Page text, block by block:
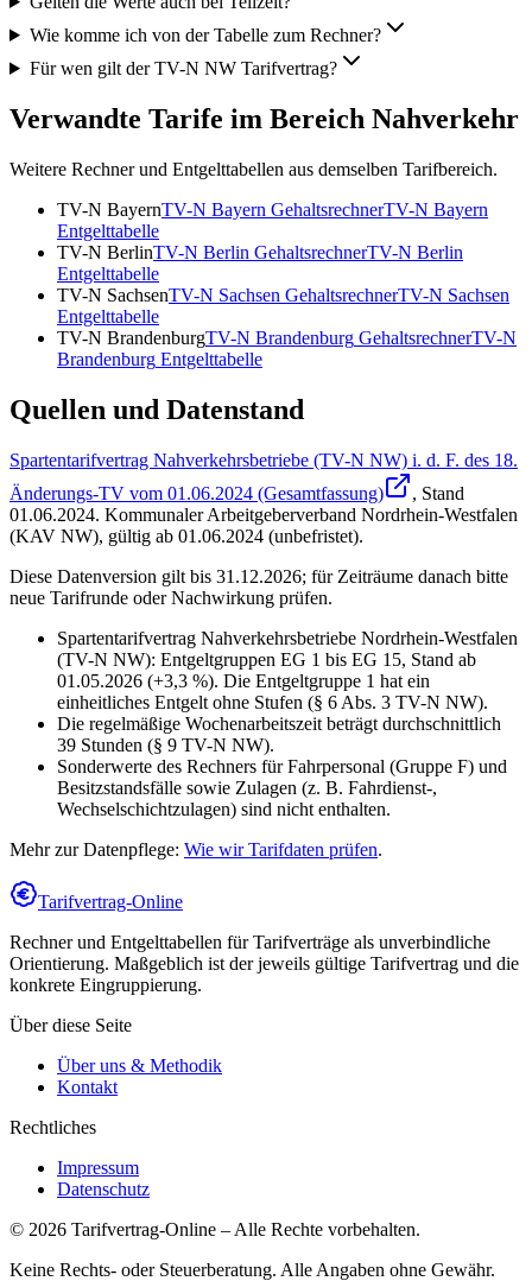
Wie komme ich von der Tabelle zum Rechner?
Für wen gilt der TV-N NW Tarifvertrag?
Verwandte Tarife im Bereich Nahverkehr
Weitere Rechner und Entgelttabellen aus demselben Tarifbereich.
TV-N BayernTV-N Bayern GehaltsrechnerTV-N Bayern
Entgelttabelle
TV-N BerlinTV-N Berlin GehaltsrechnerTV-N Berlin
Entgelttabelle
TV-N SachsenTV-N Sachsen GehaltsrechnerTV-N Sachsen
Entgelttabelle
TV-N BrandenburgTV-N Brandenburg GehaltsrechnerTV-N
Brandenburg Entgelttabelle
Quellen und Datenstand
Spartentarifvertrag Nahverkehrsbetriebe (TV-N NW) i. d. F. des 18.
Änderungs-TV vom 01.06.2024 (Gesamtfassung)
, Stand
01.06.2024. Kommunaler Arbeitgeberverband Nordrhein-Westfalen
(KAV NW), gültig ab 01.06.2024 (unbefristet).
Diese Datenversion gilt bis 31.12.2026; für Zeiträume danach bitte
neue Tarifrunde oder Nachwirkung prüfen.
Spartentarifvertrag Nahverkehrsbetriebe Nordrhein-Westfalen
(TV-N NW): Entgeltgruppen EG 1 bis EG 15, Stand ab
01.05.2026 (+3,3 %). Die Entgeltgruppe 1 hat ein
einheitliches Entgelt ohne Stufen (§ 6 Abs. 3 TV-N NW).
Die regelmäßige Wochenarbeitszeit beträgt durchschnittlich
39 Stunden (§ 9 TV-N NW).
Sonderwerte des Rechners für Fahrpersonal (Gruppe F) und
Besitzstandsfälle sowie Zulagen (z. B. Fahrdienst-,
Wechselschichtzulagen) sind nicht enthalten.
Mehr zur Datenpflege: Wie wir Tarifdaten prüfen.
Tarifvertrag-Online
Rechner und Entgelttabellen für Tarifverträge als unverbindliche
Orientierung. Maßgeblich ist der jeweils gültige Tarifvertrag und die
konkrete Eingruppierung.
Über diese Seite
Über uns & Methodik
Kontakt
Rechtliches
Impressum
Datenschutz
© 2026 Tarifvertrag-Online – Alle Rechte vorbehalten.
Keine Rechts- oder Steuerberatung. Alle Angaben ohne Gewähr.